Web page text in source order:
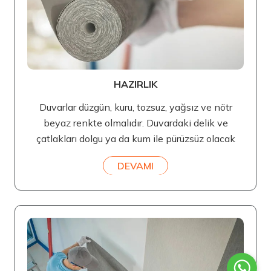
HAZIRLIK
Duvarlar düzgün, kuru, tozsuz, yağsız ve nötr
beyaz renkte olmalıdır. Duvardaki delik ve
çatlakları dolgu ya da kum ile pürüzsüz olacak
DEVAMI